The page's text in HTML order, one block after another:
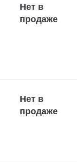
Нет в
продаже
Нет в
продаже